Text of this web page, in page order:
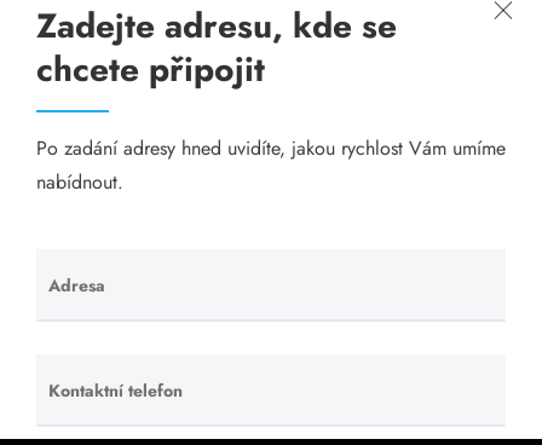
Připojení k internetu
Odkazy
Katalog A-seznam.cz
Visací zámky - TOKOZ
Zadejte adresu, kde se
chcete připojit
Po zadání adresy hned uvidíte, jakou rychlost Vám umíme
nabídnout.
Adresa
Ponechte
toto pole
Kontaktní telefon
Ponechte
toto pole